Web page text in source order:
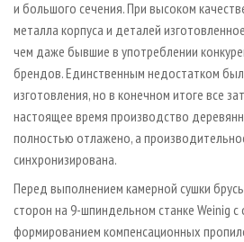
и большого сечения. При высоком
металла корпуса и деталей
чем даже бывшие в употреблении
брендов. Единственным недостатком
изготовления, но в конечном итоге все
настоящее время производство
полностью отлажено, а
синхронизирована.
Перед выполнением камерной сушки
сторон на 9-шпиндельном станке Weinig
формированием компенсационных